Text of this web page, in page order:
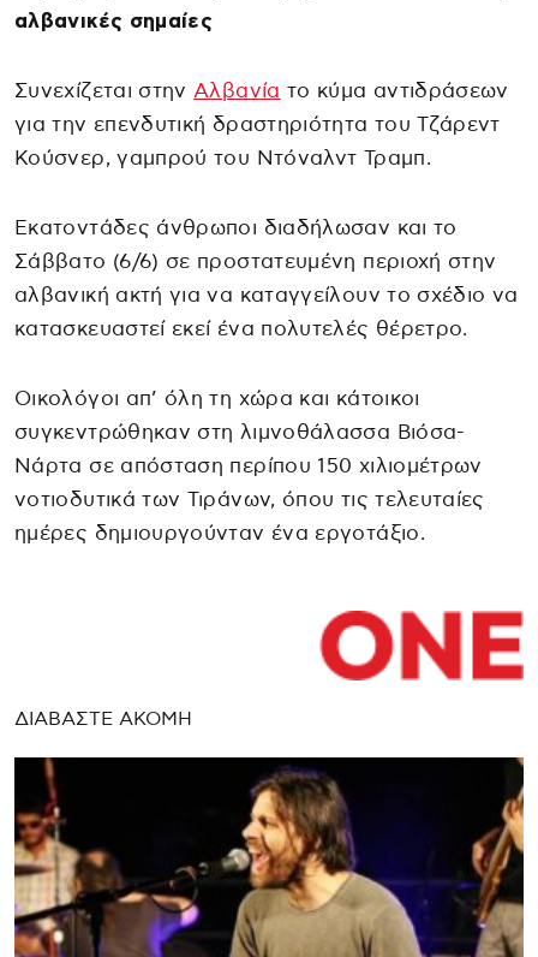
αλβανικές σημαίες
Συνεχίζεται στην Αλβανία το κύμα αντιδράσεων
για την επενδυτική δραστηριότητα του Τζάρεντ
Κούσνερ, γαμπρού του Ντόναλντ Τραμπ.
Εκατοντάδες άνθρωποι διαδήλωσαν και το
Σάββατο (6/6) σε προστατευμένη περιοχή στην
αλβανική ακτή για να καταγγείλουν το σχέδιο να
κατασκευαστεί εκεί ένα πολυτελές θέρετρο.
Οικολόγοι απ’ όλη τη χώρα και κάτοικοι
συγκεντρώθηκαν στη λιμνοθάλασσα Βιόσα-
Νάρτα σε απόσταση περίπου 150 χιλιομέτρων
νοτιοδυτικά των Τιράνων, όπου τις τελευταίες
ημέρες δημιουργούνταν ένα εργοτάξιο.
ΔΙΑΒΑΣΤΕ ΑΚΟΜΗ